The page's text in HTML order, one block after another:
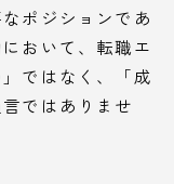
ポジションであ
おいて、転職エ
ではなく、「成
ではありませ